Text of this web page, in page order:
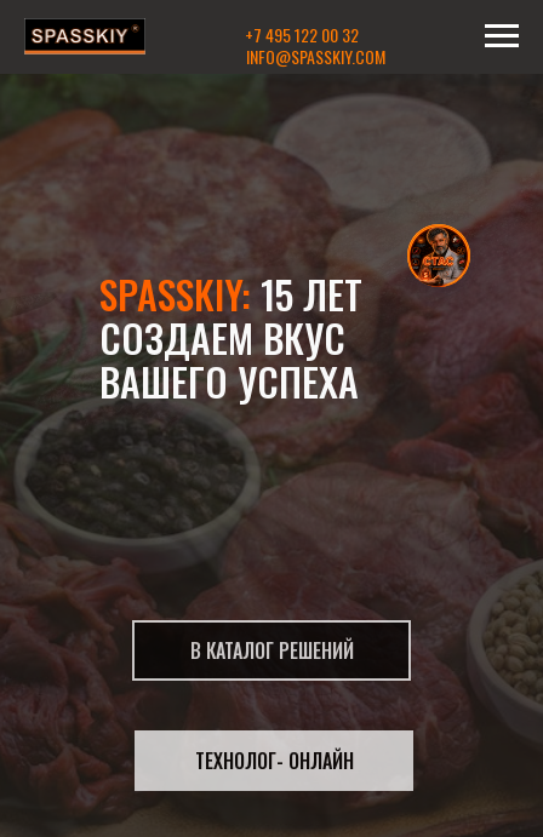
INFO@SPASSKIY.COM
+7 495 122 00 32
SPASSKIY:15 ЛЕТ
СОЗДАЕМ ВКУС
ВАШЕГО УСПЕХА
ТЕХНОЛОГ- ОНЛАЙН
В КАТАЛОГ РЕШЕНИЙ